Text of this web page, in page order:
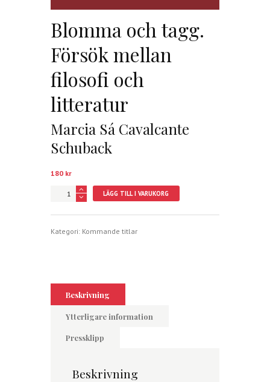
Blomma och tagg.
Försök mellan
filosofi och
litteratur
Marcia Sá Cavalcante
Schuback
180 kr
Blomma
mellan
LÄGG TILL I VARUKORG
Kategori: Kommande titlar
Beskrivning
Ytterligare information
Pressklipp
Beskrivning